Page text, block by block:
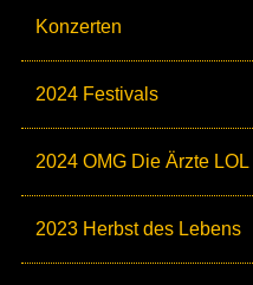
Konzerten
2024 Festivals
2024 OMG Die Ärzte LOL
2023 Herbst des Lebens